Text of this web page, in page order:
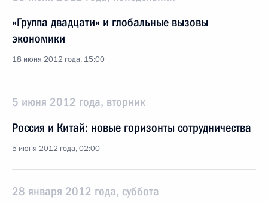
«Группа двадцати» и глобальные вызовы
экономики
18 июня 2012 года, 15:00
5 июня 2012 года, вторник
Россия и Китай: новые горизонты сотрудничества
5 июня 2012 года, 02:00
28 января 2012 года, суббота